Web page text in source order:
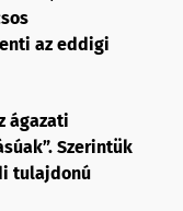
az eddigi
ágazati
Szerintük
tulajdonú